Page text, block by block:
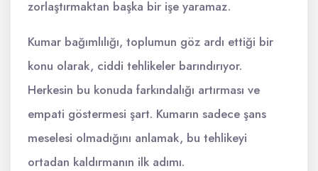
zorlaştırmaktan başka bir işe yaramaz.
Kumar bağımlılığı, toplumun göz ardı ettiği bir
konu olarak, ciddi tehlikeler barındırıyor.
Herkesin bu konuda farkındalığı artırması ve
empati göstermesi şart. Kumarın sadece şans
meselesi olmadığını anlamak, bu tehlikeyi
ortadan kaldırmanın ilk adımı.